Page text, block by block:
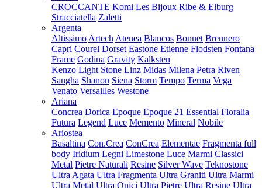
CROCCANTE Komi Les Bijoux Ribe & Elburg
Stracciatella Zaletti
Argenta
Altissimo Artech Atenea Blancos Bonnet Brennero
Capri Courel Dorset Eastone Etienne Flodsten Fontana
Frame Godina Gravity Kalksten
Kenzo Light Stone Linz Midas Milena Petra Riven
Sangha Shanon Siena Storm Tempo Terma Vega
Venato Versailles Westone
Ariana
Concrea Dorica Epoque Epoque 21 Essential Floralia
Futura Legend Luce Memento Mineral Nobile
Ariostea
Basaltina Con.Crea ConCrea Elementae Fragmenta full
body Iridium Legni Limestone Luce Marmi Classici
Metal Pietre Naturali Resine Silver Wave Teknostone
Ultra Agata Ultra Fragmenta Ultra Graniti Ultra Marmi
Ultra Metal Ultra Onici Ultra Pietre Ultra Resine Ultra